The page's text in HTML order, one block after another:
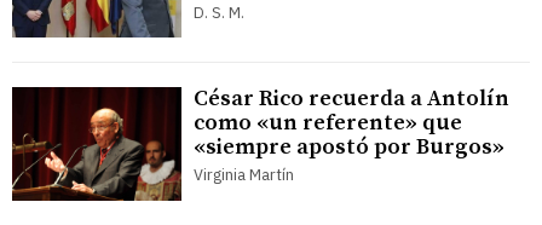
D. S. M.
César Rico recuerda a Antolín
como «un referente» que
«siempre apostó por Burgos»
Virginia Martín